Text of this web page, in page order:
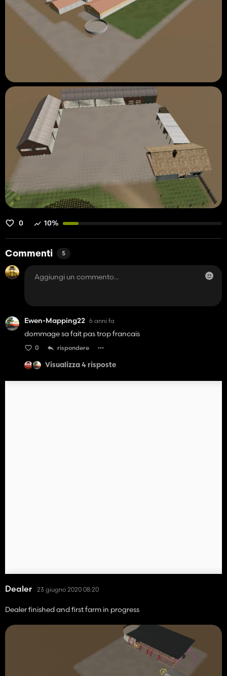
0 10%
Commenti 5
Ewen-Mapping22 6 anni fa
dommage sa fait pas trop francais
0 rispondere
Visualizza 4 risposte
Dealer 23 giugno 2020 08:20
Dealer finished and first farm in progress